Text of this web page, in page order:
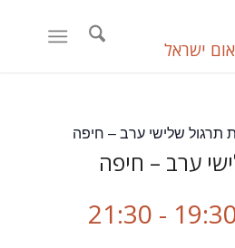
תרגול שלישי ערב – חיפה
ערב – חיפה
-
21:30